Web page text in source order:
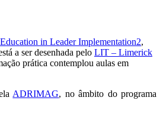
in Leader Implementation2,
a ser desenhada pelo LIT – Limerick
prática contemplou aulas em
ADRIMAG, no âmbito do programa